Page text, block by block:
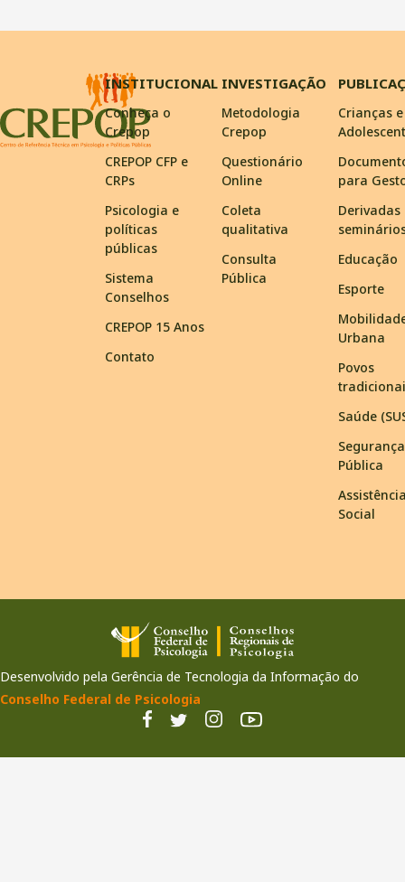
INSTITUCIONAL
Conheça o
Crepop
CREPOP CFP e
CRPs
Psicologia e
políticas
públicas
Sistema
Conselhos
CREPOP 15 Anos
Contato
INVESTIGAÇÃO
Metodologia
Crepop
Questionário
Online
Coleta
qualitativa
Consulta
Pública
Crianças e
para
Derivadas
Educação
Esporte
Urbana
Povos
Saúde
Segurança
Pública
Social
Desenvolvido pela Gerência de Tecnologia da Informação do
Conselho Federal de Psicologia